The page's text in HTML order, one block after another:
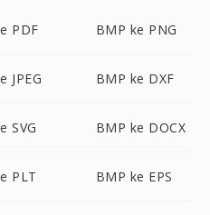
PDF BMP ke PNG
JPEG BMP ke DXF
SVG BMP ke DOCX
PLT BMP ke EPS